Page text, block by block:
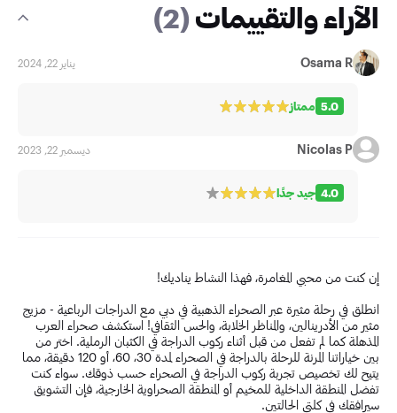
الآراء والتقييمات (2)
Osama R يناير 22, 2024
5.0 ممتاز
Nicolas P ديسمبر 22, 2023
4.0 جيد جدًا
إن كنت من محبي المغامرة، فهذا النشاط يناديك!
انطلق في رحلة مثيرة عبر الصحراء الذهبية في دبي مع الدراجات الرباعية - مزيج
مثير من الأدرينالين، والمناظر الخلابة، والحس الثقافي! استكشف صحراء العرب
المذهلة كما لم تفعل من قبل أثناء ركوب الدراجة في الكثبان الرملية. اختر من
بين خياراتنا المرنة للرحلة بالدراجة في الصحراء لمدة 30، 60، أو 120 دقيقة، مما
يتيح لك تخصيص تجربة ركوب الدراجة في الصحراء حسب ذوقك. سواء كنت
تفضل المنطقة الداخلية للمخيم أو المنطقة الصحراوية الخارجية، فإن التشويق
سيرافقك في كلتي الحالتين.